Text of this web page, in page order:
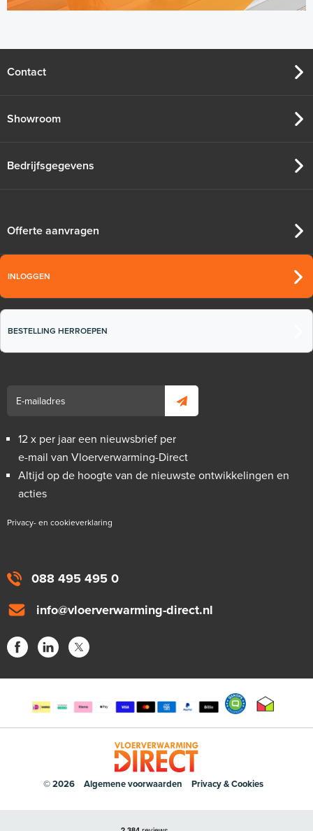
088 495 495 0
info@vloerverwarming-direct.nl
Contact
Showroom
Bedrijfsgegevens
Offerte aanvragen
INLOGGEN
BESTELLING HERROEPEN
12 x per jaar een nieuwsbrief per
e-mail van Vloerverwarming-Direct
Altijd op de hoogte van de nieuwste ontwikkelingen en
acties
Privacy- en cookieverklaring
© 2026 Algemene voorwaarden Privacy & Cookies